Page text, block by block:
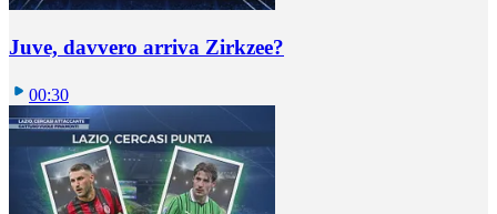
Juve, davvero arriva Zirkzee?
00:30